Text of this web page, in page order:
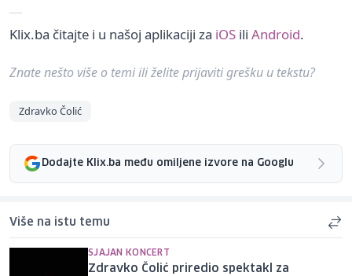
Klix.ba čitajte i u našoj aplikaciji za iOS ili Android.
Znate nešto više o temi ili želite prijaviti grešku u tekstu?
Zdravko Čolić
Dodajte Klix.ba među omiljene izvore na Googlu
Više na istu temu
SJAJAN KONCERT
Zdravko Čolić priredio spektakl za